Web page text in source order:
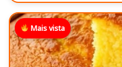
Mais vista